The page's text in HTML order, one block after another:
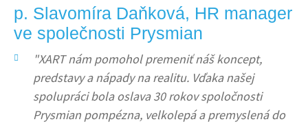
p. Slavomíra Daňková, HR manager
ve společnosti Prysmian
"XART nám pomohol premeniť náš koncept,
predstavy a nápady na realitu. Vďaka našej
spolupráci bola oslava 30 rokov spoločnosti
Prysmian pompézna, velkolepá a premyslená do